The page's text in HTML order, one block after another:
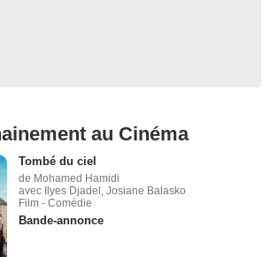
au Cinéma
Tombé du ciel
de Mohamed Hamidi
avec Ilyes Djadel, Josiane Balasko
Film - Comédie
Bande-annonce